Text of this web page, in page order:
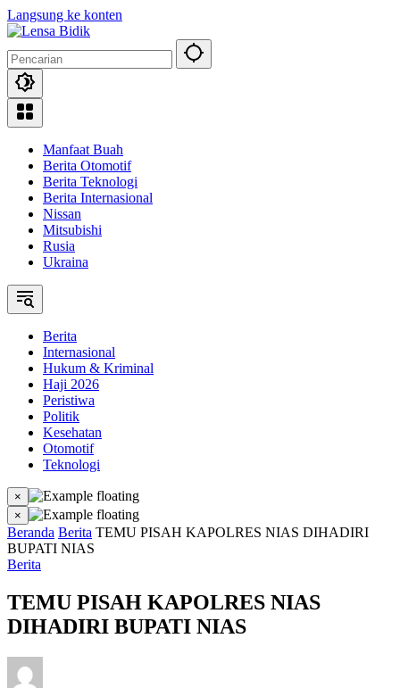
Langsung ke konten
Manfaat Buah
Berita Otomotif
Berita Teknologi
Berita Internasional
Nissan
Mitsubishi
Rusia
Ukraina
Berita
Internasional
Hukum & Kriminal
Haji 2026
Peristiwa
Politik
Kesehatan
Otomotif
Teknologi
×
×
Beranda Berita TEMU PISAH KAPOLRES NIAS DIHADIRI
BUPATI NIAS
Berita
TEMU PISAH KAPOLRES NIAS
DIHADIRI BUPATI NIAS